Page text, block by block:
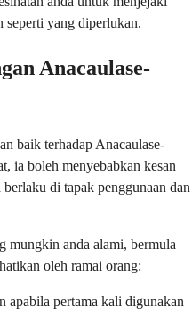
seperti yang diperlukan.
Anacaulase-
baik terhadap Anacaulase-
ia boleh menyebabkan kesan
di tapak penggunaan dan
mungkin anda alami, bermula
oleh ramai orang:
apabila pertama kali digunakan